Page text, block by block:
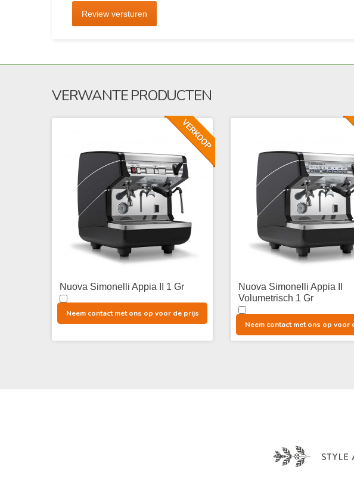
Review versturen
VERWANTE PRODUCTEN
Nuova Simonelli Appia II 1 Gr
Neem contact met ons op voor de prijs
Nuova Simonelli Appia II
Volumetrisch 1 Gr
Neem contact met ons op voor